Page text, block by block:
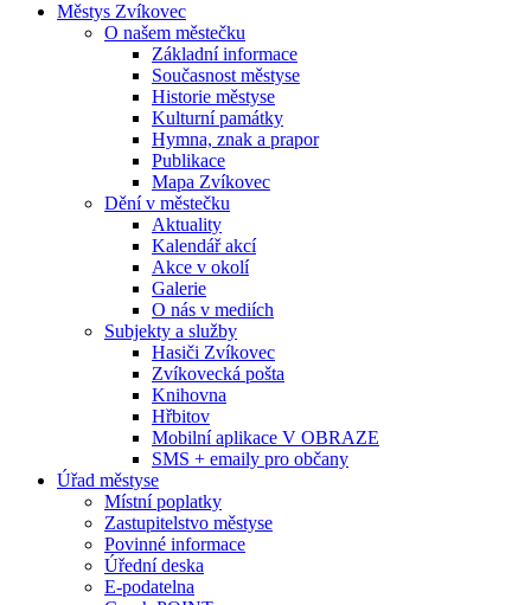
Městys Zvíkovec
O našem městečku
Základní informace
Současnost městyse
Historie městyse
Kulturní památky
Hymna, znak a prapor
Publikace
Mapa Zvíkovec
Dění v městečku
Aktuality
Kalendář akcí
Akce v okolí
Galerie
O nás v mediích
Subjekty a služby
Hasiči Zvíkovec
Zvíkovecká pošta
Knihovna
Hřbitov
Mobilní aplikace V OBRAZE
SMS + emaily pro občany
Úřad městyse
Místní poplatky
Zastupitelstvo městyse
Povinné informace
Úřední deska
E-podatelna